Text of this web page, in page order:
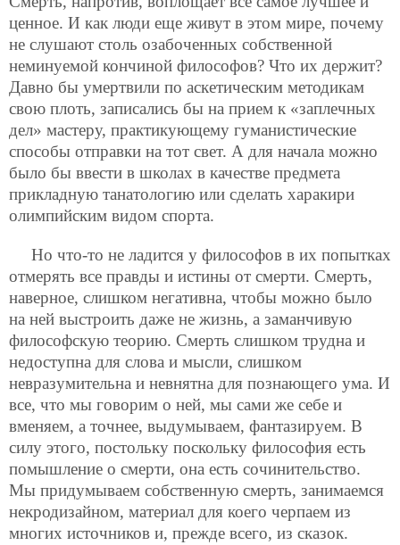
ценное. И как люди еще живут в этом мире, почему
не слушают столь озабоченных собственной
неминуемой кончиной философов? Что их держит?
Давно бы умертвили по аскетическим методикам
свою плоть, записались бы на прием к «заплечных
дел» мастеру, практикующему гуманистические
способы отправки на тот свет. А для начала можно
было бы ввести в школах в качестве предмета
прикладную танатологию или сделать харакири
олимпийским видом спорта.
Но что-то не ладится у философов в их попытках
отмерять все правды и истины от смерти. Смерть,
наверное, слишком негативна, чтобы можно было
на ней выстроить даже не жизнь, а заманчивую
философскую теорию. Смерть слишком трудна и
недоступна для слова и мысли, слишком
невразумительна и невнятна для познающего ума. И
все, что мы говорим о ней, мы сами же себе и
вменяем, а точнее, выдумываем, фантазируем. В
силу этого, постольку поскольку философия есть
помышление о смерти, она есть сочинительство.
Мы придумываем собственную смерть, занимаемся
некродизайном, материал для коего черпаем из
многих источников и, прежде всего, из сказок.